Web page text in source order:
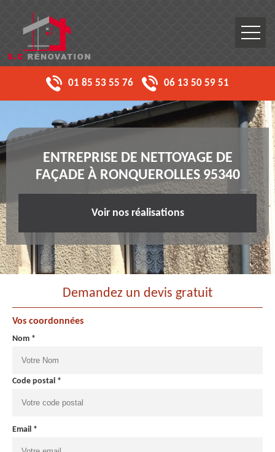
01 85 53 55 76 06 13 50 59 51
ENTREPRISE DE NETTOYAGE DE
FAÇADE À RONQUEROLLES 95340
Voir nos réalisations
Demandez un devis gratuit
Vos coordonnées
Nom *
Code postal *
Email *